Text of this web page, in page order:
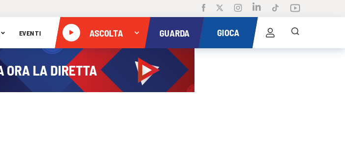
EVENTI ASCOLTA GUARDA GIOCA